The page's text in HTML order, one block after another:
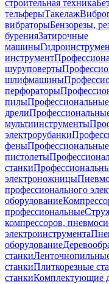
строительная техника
тельферыТакелаж
вибраторыБензорезы,
буренияЗатирочные
машины
инструмент
шуруповерты
шлифмашины
перфораторы
пилы
дрели
мультиинструменты
электрорубанки
фены
пистолеты
станки
электроножницы
профессионального
оборудование
профессиональные
компрессоров,
электроинструмента
оборудование
станки
станкиПлиткорезные
станкиКомплектующие